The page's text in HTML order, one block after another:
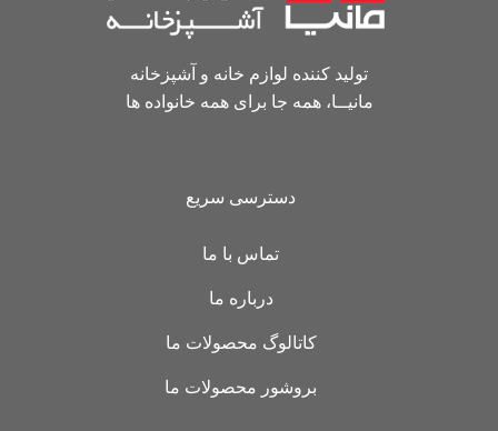
تولید کننده لوازم خانه و آشپزخانه
مانیــا، همه جا برای همه خانواده ها
دسترسی سریع
تماس با ما
درباره ما
کاتالوگ محصولات ما
بروشور محصولات ما